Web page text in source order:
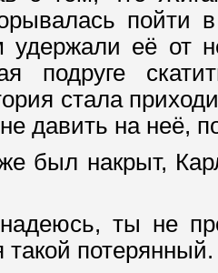
удержали её от
подруге
стала
давить на неё,
был накрыт,
ты не
такой